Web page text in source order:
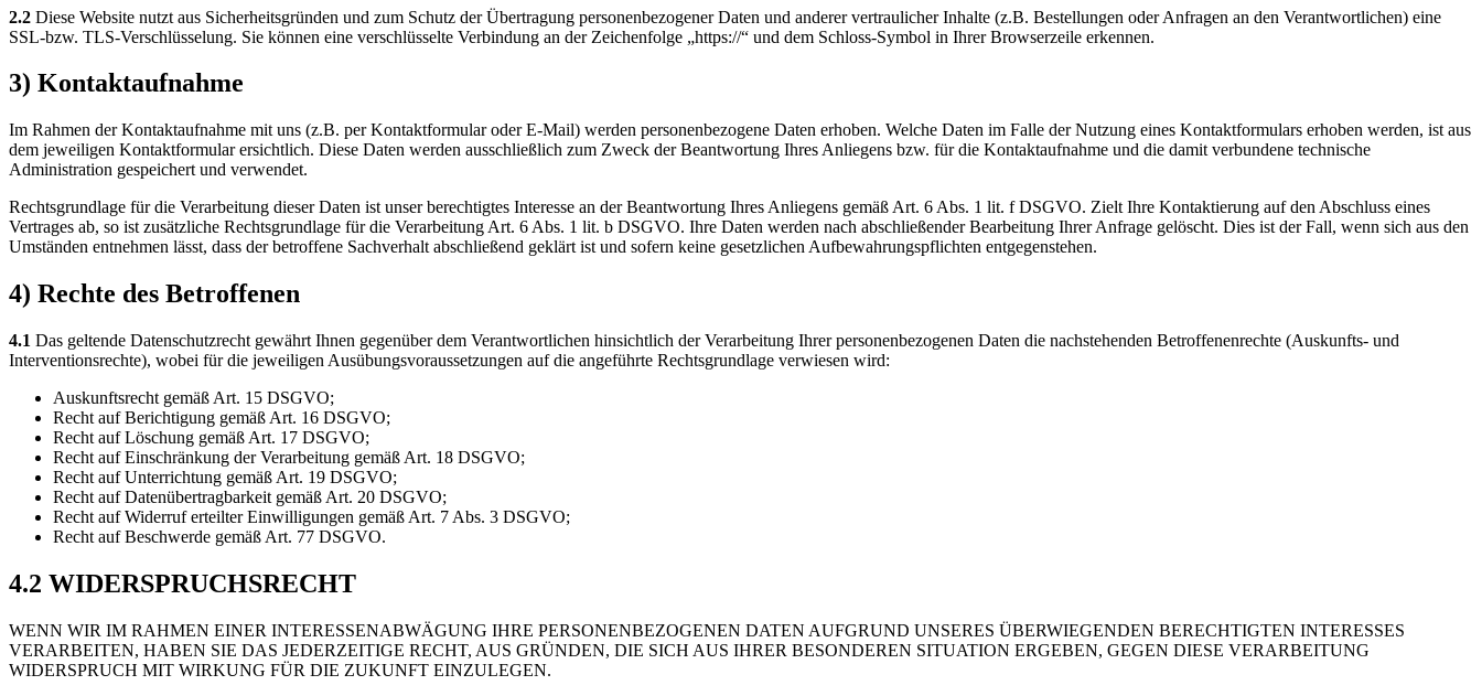
2.2 Diese Website nutzt aus Sicherheitsgründen und zum Schutz der Übertragung personenbezogener Daten und anderer vertraulicher Inhalte (z.B. Bestellungen oder Anfragen an den Verantwortlichen) eine
SSL-bzw. TLS-Verschlüsselung. Sie können eine verschlüsselte Verbindung an der Zeichenfolge „https://“ und dem Schloss-Symbol in Ihrer Browserzeile erkennen.
3) Kontaktaufnahme
Im Rahmen der Kontaktaufnahme mit uns (z.B. per Kontaktformular oder E-Mail) werden personenbezogene Daten erhoben. Welche Daten im Falle der Nutzung eines Kontaktformulars erhoben werden, ist aus
dem jeweiligen Kontaktformular ersichtlich. Diese Daten werden ausschließlich zum Zweck der Beantwortung Ihres Anliegens bzw. für die Kontaktaufnahme und die damit verbundene technische
Administration gespeichert und verwendet.
Rechtsgrundlage für die Verarbeitung dieser Daten ist unser berechtigtes Interesse an der Beantwortung Ihres Anliegens gemäß Art. 6 Abs. 1 lit. f DSGVO. Zielt Ihre Kontaktierung auf den Abschluss eines
Vertrages ab, so ist zusätzliche Rechtsgrundlage für die Verarbeitung Art. 6 Abs. 1 lit. b DSGVO. Ihre Daten werden nach abschließender Bearbeitung Ihrer Anfrage gelöscht. Dies ist der Fall, wenn sich aus den
Umständen entnehmen lässt, dass der betroffene Sachverhalt abschließend geklärt ist und sofern keine gesetzlichen Aufbewahrungspflichten entgegenstehen.
4) Rechte des Betroffenen
4.1 Das geltende Datenschutzrecht gewährt Ihnen gegenüber dem Verantwortlichen hinsichtlich der Verarbeitung Ihrer personenbezogenen Daten die nachstehenden Betroffenenrechte (Auskunfts- und
Interventionsrechte), wobei für die jeweiligen Ausübungsvoraussetzungen auf die angeführte Rechtsgrundlage verwiesen wird:
Auskunftsrecht gemäß Art. 15 DSGVO;
Recht auf Berichtigung gemäß Art. 16 DSGVO;
Recht auf Löschung gemäß Art. 17 DSGVO;
Recht auf Einschränkung der Verarbeitung gemäß Art. 18 DSGVO;
Recht auf Unterrichtung gemäß Art. 19 DSGVO;
Recht auf Datenübertragbarkeit gemäß Art. 20 DSGVO;
Recht auf Widerruf erteilter Einwilligungen gemäß Art. 7 Abs. 3 DSGVO;
Recht auf Beschwerde gemäß Art. 77 DSGVO.
4.2 WIDERSPRUCHSRECHT
WENN WIR IM RAHMEN EINER INTERESSENABWÄGUNG IHRE PERSONENBEZOGENEN DATEN AUFGRUND UNSERES ÜBERWIEGENDEN BERECHTIGTEN INTERESSES
VERARBEITEN, HABEN SIE DAS JEDERZEITIGE RECHT, AUS GRÜNDEN, DIE SICH AUS IHRER BESONDEREN SITUATION ERGEBEN, GEGEN DIESE VERARBEITUNG
WIDERSPRUCH MIT WIRKUNG FÜR DIE ZUKUNFT EINZULEGEN.